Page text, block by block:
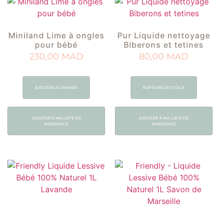
Miniland Lime à ongles
pour bébé
230,00 MAD
AJOUTER AU PANIER
AJOUTER À MA LISTE DE
NAISSANCE
Pur Liquide nettoyage
Biberons et tetines
80,00 MAD
RUPTURE DE STOCK
AJOUTER À MA LISTE DE
NAISSANCE